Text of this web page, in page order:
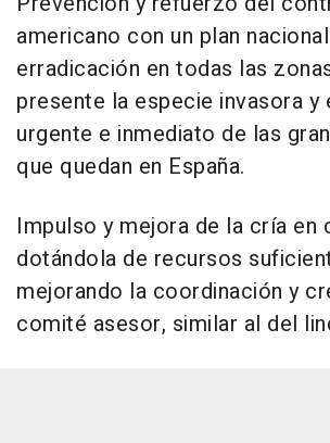
americano con un plan
erradicación en todas las
presente la especie invasora y
urgente e inmediato de las
que quedan en España.
Impulso y mejora de la cría en
dotándola de recursos
mejorando la coordinación y
comité asesor, similar al del